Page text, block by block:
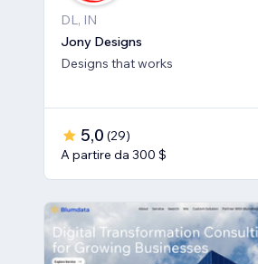
DL, IN
Jony Designs
Designs that works
5,0 (29)
A partire da 300 $